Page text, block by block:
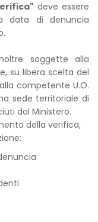
deve essere
data di denuncia
soggette alla
su libera scelta del
competente U.O.
sede territoriale di
dal Ministero.
della verifica,